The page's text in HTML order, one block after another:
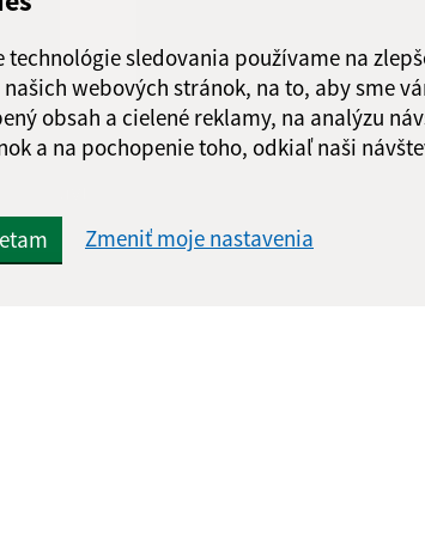
technológie sledovania používame na
webových stránok, na to, aby sme
obsah a cielené reklamy, na analýzu
a na pochopenie toho, odkiaľ naši
Zmeniť moje nastavenia
Response
Obedňajšia